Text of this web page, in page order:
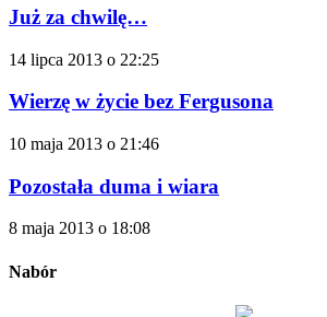
Już za chwilę…
14 lipca 2013 o 22:25
Wierzę w życie bez Fergusona
10 maja 2013 o 21:46
Pozostała duma i wiara
8 maja 2013 o 18:08
Nabór